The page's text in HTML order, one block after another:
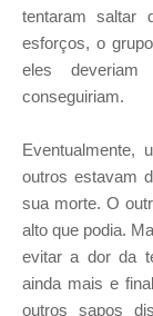
tentaram saltar
esforços, o
eles
conseguiriam.
Eventualmente,
outros estavam
sua morte. O
alto que podia.
evitar a dor da
ainda mais e
outros sapos